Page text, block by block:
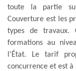
toute la partie
Couverture est les
types de travaux.
formations au
l'État. Le tarif
concurrence et est à